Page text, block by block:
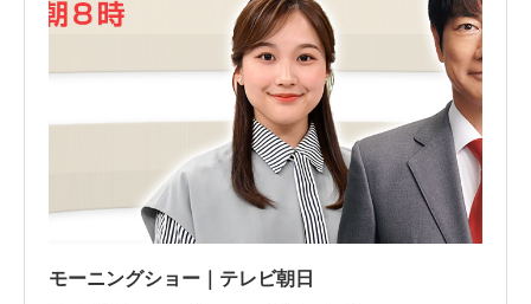
モーニングショー｜テレビ朝日